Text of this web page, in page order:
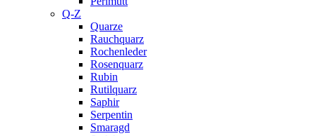
Q-Z
Quarze
Rauchquarz
Rochenleder
Rosenquarz
Rubin
Rutilquarz
Saphir
Serpentin
Smaragd